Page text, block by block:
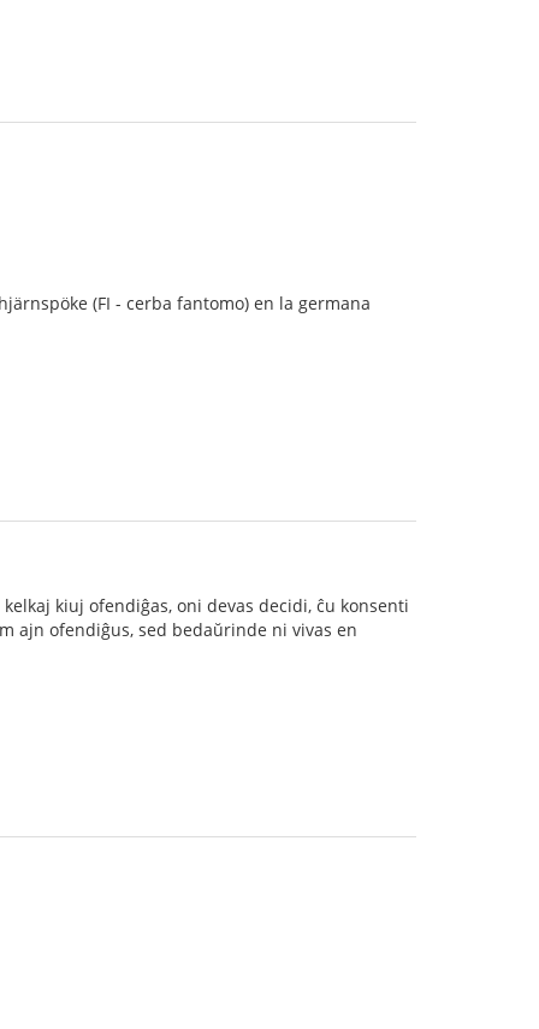
(FI - cerba fantomo) en la germana
kiuj ofendiĝas, oni devas decidi, ĉu konsenti
ajn ofendiĝus, sed bedaŭrinde ni vivas en